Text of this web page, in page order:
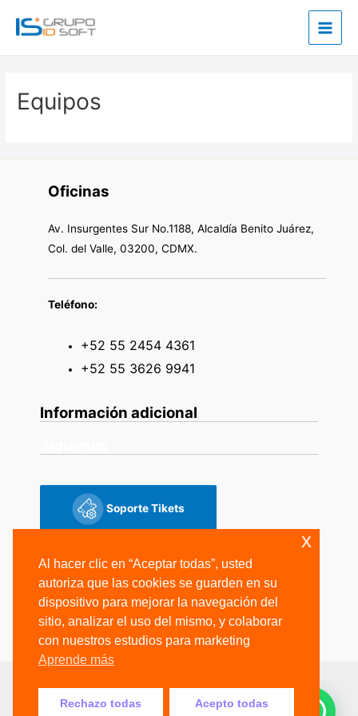
Main
Equipos
Oficinas
Av. Insurgentes Sur No.1188, Alcaldía Benito Juárez,
Col. del Valle, 03200, CDMX.
Teléfono:
+52 55 2454 4361
+52 55 3626 9941
Información adicional
Soporte Tikets
Copyright © 2026 Grupo IdSoft
Al hacer clic en “Aceptar todas”, usted
autoriza que las cookies se guarden en su
dispositivo para mejorar la navegación del
sitio, analizar el uso del mismo, y colaborar
con nuestros estudios para marketing
Aprende más
Rechazo todas Acepto todas
x